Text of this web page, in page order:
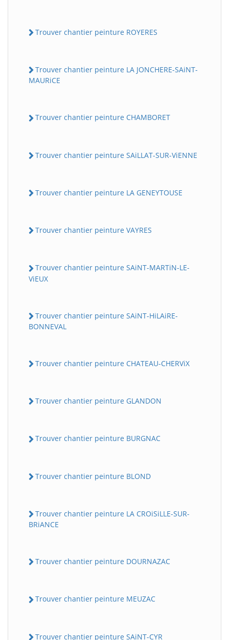
Trouver chantier peinture ROYERES
Trouver chantier peinture LA JONCHERE-SAiNT-
MAURiCE
Trouver chantier peinture CHAMBORET
Trouver chantier peinture SAiLLAT-SUR-ViENNE
Trouver chantier peinture LA GENEYTOUSE
Trouver chantier peinture VAYRES
Trouver chantier peinture SAiNT-MARTiN-LE-
ViEUX
Trouver chantier peinture SAiNT-HiLAiRE-
BONNEVAL
Trouver chantier peinture CHATEAU-CHERViX
Trouver chantier peinture GLANDON
Trouver chantier peinture BURGNAC
Trouver chantier peinture BLOND
Trouver chantier peinture LA CROiSiLLE-SUR-
BRiANCE
Trouver chantier peinture DOURNAZAC
Trouver chantier peinture MEUZAC
Trouver chantier peinture SAiNT-CYR
BatiWebPro